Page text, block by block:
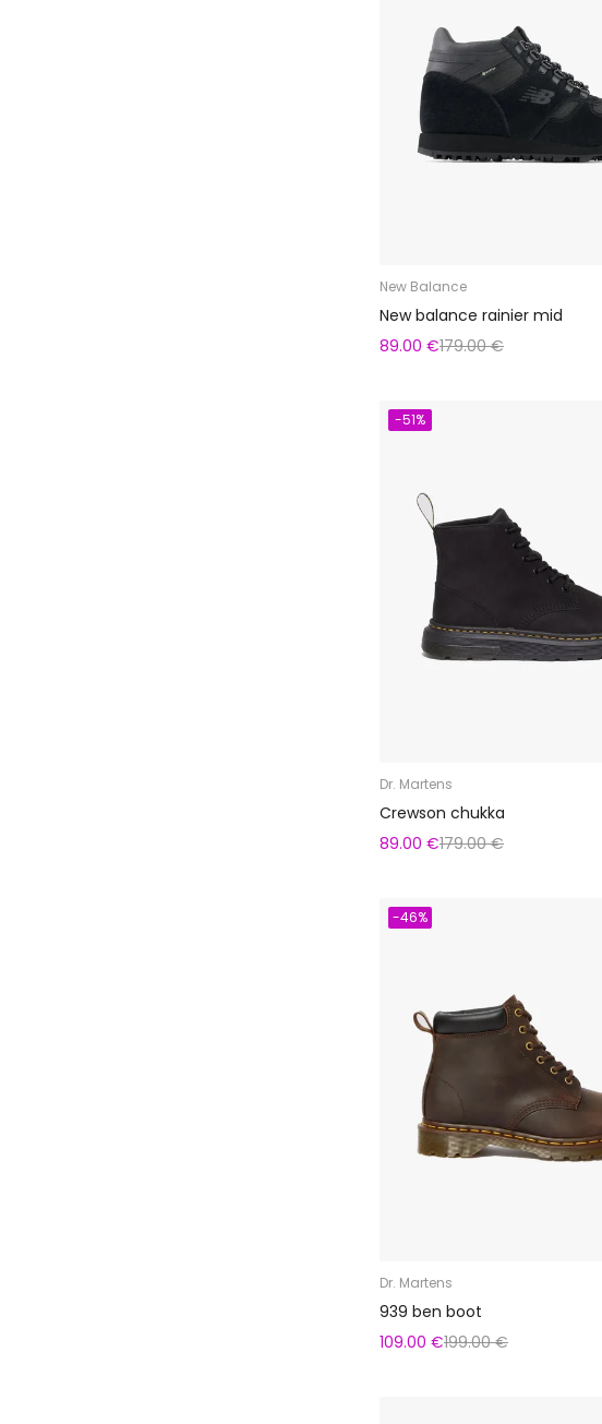
New Balance
New balance rainier mid
89.00 €179.00 €
-51%
Dr. Martens
Crewson chukka
89.00 €179.00 €
-46%
Dr. Martens
939 ben boot
109.00 €199.00 €